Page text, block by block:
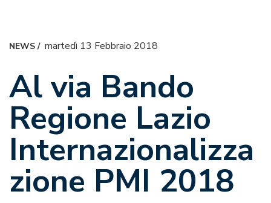
NEWS/ martedì 13 Febbraio 2018
Al via Bando
Regione Lazio
Internazionalizza
zione PMI 2018